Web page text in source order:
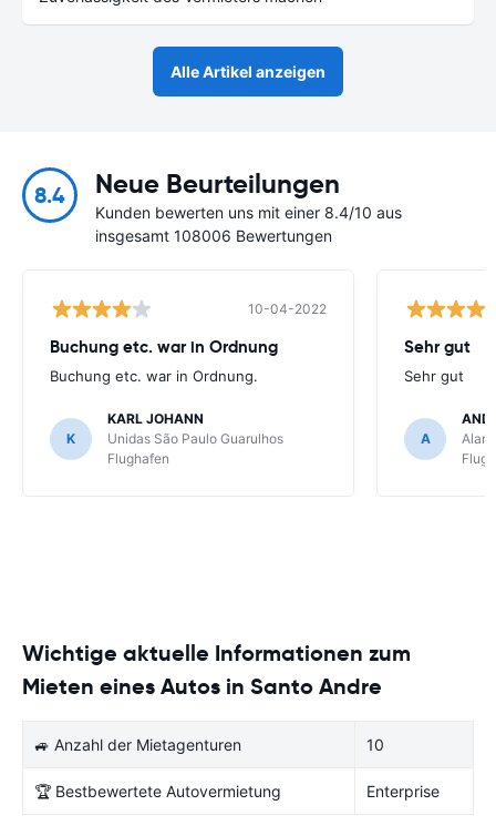
Alle Artikel anzeigen
8.4 Neue Beurteilungen
Kunden bewerten uns mit einer 8.4/10 aus
insgesamt 108006 Bewertungen
10-04-2022
Buchung etc. war in Ordnung
Buchung etc. war in Ordnung.
K
KARL JOHANN
Unidas São Paulo Guarulhos
Flughafen
Sehr gut
Sehr gut
A
Wichtige aktuelle Informationen zum
Mieten eines Autos in Santo Andre
🚙 Anzahl der Mietagenturen 10
🏆 Bestbewertete Autovermietung Enterprise